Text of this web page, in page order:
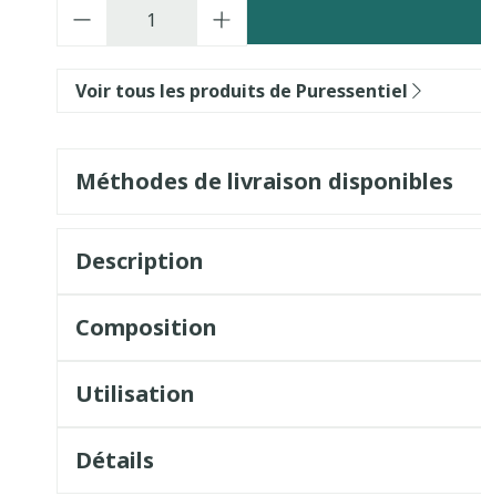
Voir tous les produits de Puressentiel
Méthodes de livraison disponibles
Description
Composition
Utilisation
Détails